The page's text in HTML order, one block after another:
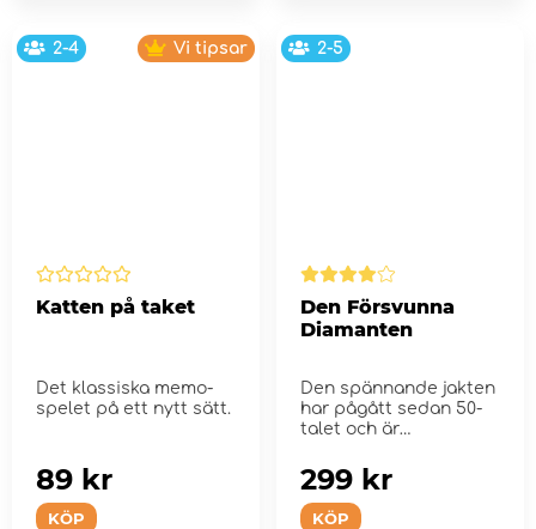
2-4 Vi tipsar
Katten på taket
Det klassiska memo-
spelet på ett nytt sätt.
KÖP
89 kr
2-5
Den Försvunna
Diamanten
Den spännande jakten
har pågått sedan 50-
talet och är
KÖP
299 kr